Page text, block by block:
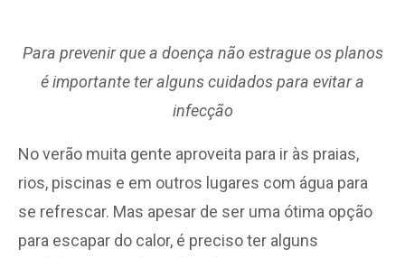
Para prevenir que a doença não estrague os planos
é importante ter alguns cuidados para evitar a
infecção
No verão muita gente aproveita para ir às praias,
rios, piscinas e em outros lugares com água para
se refrescar. Mas apesar de ser uma ótima opção
para escapar do calor, é preciso ter alguns